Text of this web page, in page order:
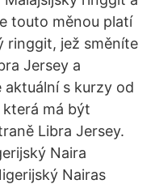
touto měnou platí
ringgit, jež směníte
Jersey a
aktuální s kurzy od
která má být
Libra Jersey.
Naira
Nairas